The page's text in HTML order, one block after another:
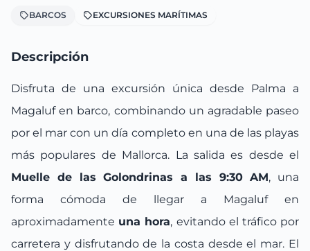
BARCOS EXCURSIONES MARÍTIMAS
Descripción
Disfruta de una excursión única desde Palma a
Magaluf en barco, combinando un agradable paseo
por el mar con un día completo en una de las playas
más populares de Mallorca. La salida es desde el
Muelle de las Golondrinas a las 9:30 AM, una
forma cómoda de llegar a Magaluf en
aproximadamente una hora, evitando el tráfico por
carretera y disfrutando de la costa desde el mar. El